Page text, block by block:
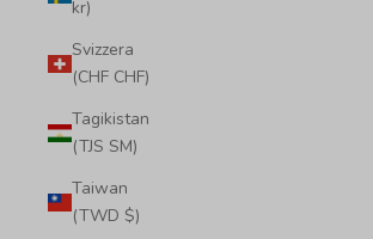
kr)
Svizzera
(CHF CHF)
Tagikistan
(TJS ЅМ)
Taiwan
(TWD $)